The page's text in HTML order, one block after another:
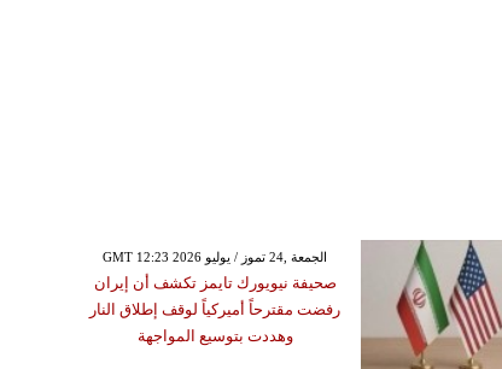
GMT 12:23 2026 الجمعة ,24 تموز / يوليو
صحيفة نيويورك تايمز تكشف أن إيران
رفضت مقترحاً أميركياً لوقف إطلاق النار
وهددت بتوسيع المواجهة